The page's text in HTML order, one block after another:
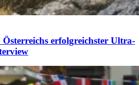
erfolgreichster Ultra-